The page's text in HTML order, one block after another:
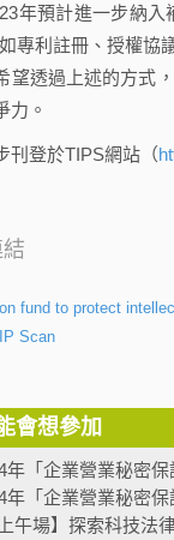
年預計進一步納
如專利註冊、授權協
透過上述的方式，
力。
刊登於TIPS網站（
fund to protect
Scan
會想參加
年「企業營業秘密保
年「企業營業秘密保
上午場】探索科技法